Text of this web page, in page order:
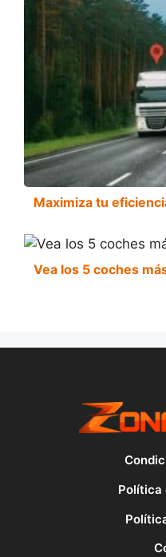
Maximiza tu
Vea los 5 coches
Política